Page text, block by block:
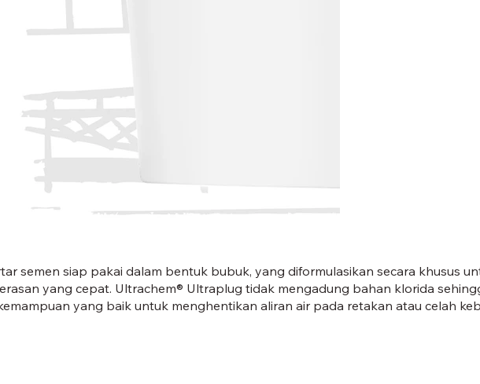
ULTRAPLUG-01.jpg
semen siap pakai dalam bentuk bubuk, yang diformulasikan secara khusus
yang cepat. Ultrachem® Ultraplug tidak mengadung bahan klorida
yang baik untuk menghentikan aliran air pada retakan atau celah